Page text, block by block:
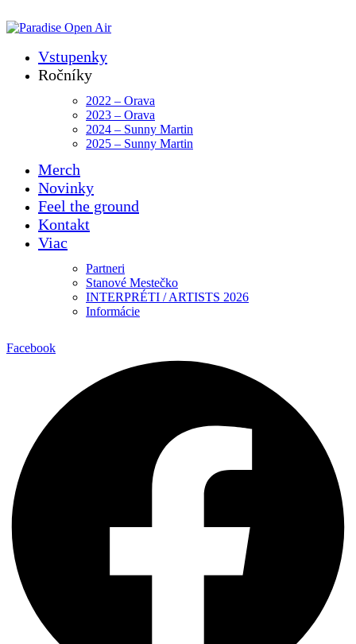
Vstupenky
Ročníky
2022 – Orava
2023 – Orava
2024 – Sunny Martin
2025 – Sunny Martin
Merch
Novinky
Feel the ground
Kontakt
Viac
Partneri
Stanové Mestečko
INTERPRÉTI / ARTISTS 2026
Informácie
Facebook